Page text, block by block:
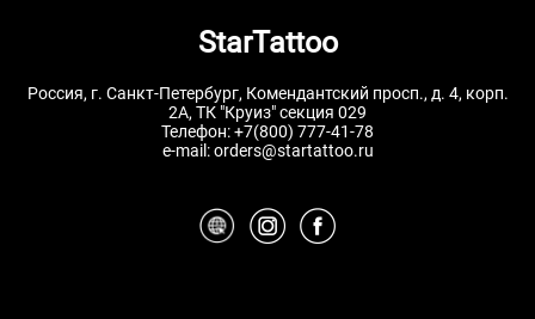
StarTattoo
Россия, г. Санкт-Петербург, Комендантский просп., д. 4, корп.
2А, ТК "Круиз" секция 029
Телефон:+7(800) 777-41-78
e-mail:orders@startattoo.ru